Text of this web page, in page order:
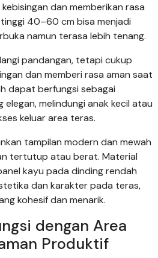
dan memberikan rasa
40–60 cm bisa menjadi
namun terasa lebih tenang.
pandangan, tetapi cukup
dan memberi rasa aman saat
dapat berfungsi sebagai
melindungi anak kecil atau
keluar area teras.
tampilan modern dan mewah
tertutup atau berat. Material
kayu pada dinding rendah
dan karakter pada teras,
kohesif dan menarik.
dengan Area
Produktif